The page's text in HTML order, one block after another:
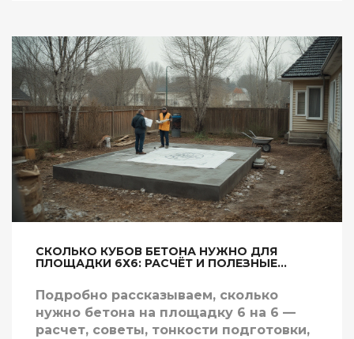
СКОЛЬКО КУБОВ БЕТОНА НУЖНО ДЛЯ
ПЛОЩАДКИ 6Х6: РАСЧЁТ И ПОЛЕЗНЫЕ
Подробно рассказываем, сколько
нужно бетона на площадку 6 на 6 —
расчет, советы, тонкости подготовки,